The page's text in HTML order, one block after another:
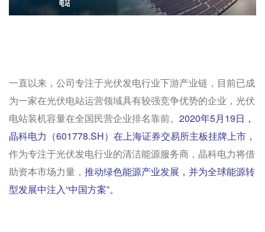
一直以来，公司专注于光伏发电行业下游产业链，目前已成
为一家在光伏电站运营领域具有较强竞争优势的企业，光伏
电站装机容量在全国民营企业排名靠前。 2020年5月19日，
晶科电力（601778.SH）在上海证券交易所主板挂牌上市，
作为专注于光伏发电行业的清洁能源服务商，晶科电力将借
助资本市场力量， 推动绿色能源产业发展，并为全球能源转
型发展中注入“中国方案”。